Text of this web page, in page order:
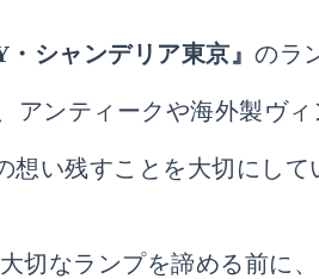
・シャンデリア東京』 のラ
アンティークや海外製ヴ
想い残すことを大切にして
切なランプを諦める前に